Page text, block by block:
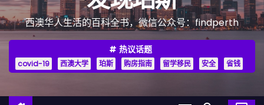
西澳华人生活的百科全书，微信公众号：findperth
热议话题
covid-19 西澳大学 珀斯 购房指南 留学移民 安全 省钱